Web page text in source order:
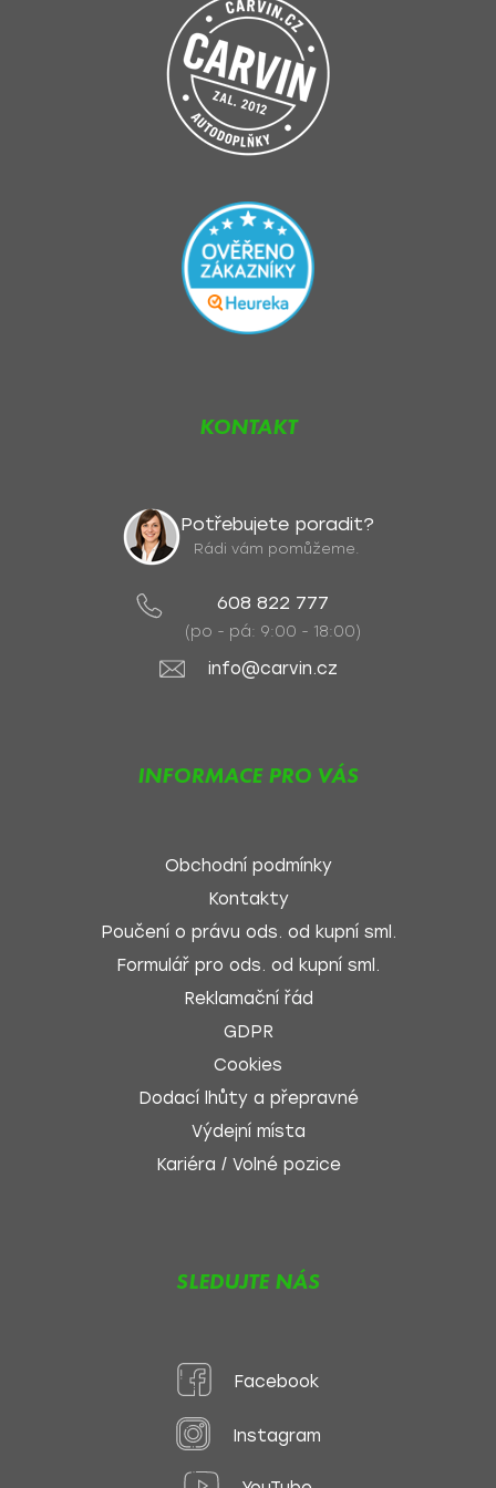
KONTAKT
Potřebujete poradit?
Rádi vám pomůžeme.
608 822 777
(po - pá: 9:00 - 18:00)
info@carvin.cz
INFORMACE PRO VÁS
Obchodní podmínky
Kontakty
Poučení o právu ods. od kupní sml.
Formulář pro ods. od kupní sml.
Reklamační řád
GDPR
Cookies
Dodací lhůty a přepravné
Výdejní místa
Kariéra / Volné pozice
SLEDUJTE NÁS
Facebook
Instagram